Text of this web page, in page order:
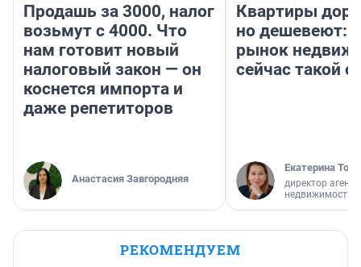
Продашь за 3000, налог
возьмут с 4000. Что
нам готовит новый
налоговый закон — он
коснется импорта и
даже репетиторов
Анастасия Завгородняя
Квартиры
но дешевеют:
рынок
сейчас такой
Екатерина
директор
недвижимости
РЕКОМЕНДУЕМ